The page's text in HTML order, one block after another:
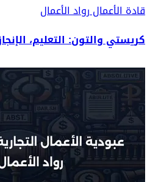
قادة الأعمالرواد الأعمال
كريستي والتون: التعليم،